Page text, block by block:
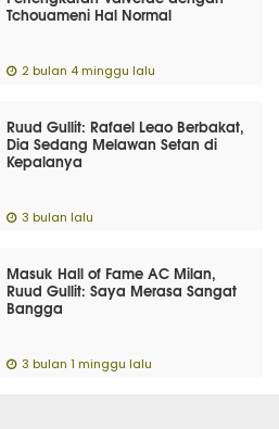
Tchouameni Hal Normal
2 bulan 4 minggu lalu
Ruud Gullit: Rafael Leao Berbakat,
Dia Sedang Melawan Setan di
Kepalanya
3 bulan lalu
Masuk Hall of Fame AC Milan,
Ruud Gullit: Saya Merasa Sangat
Bangga
3 bulan 1 minggu lalu